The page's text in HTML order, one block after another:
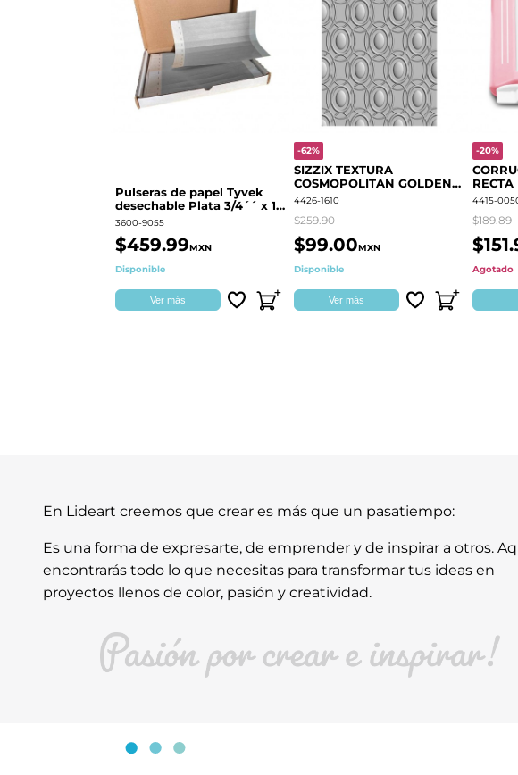
Pulseras de papel Tyvek
desechable Plata 3/4´´ x 10
´´
3600-9055
$459.99MXN
Disponible
Ver más
-62%
SIZZIX TEXTURA
COSMOPOLITAN GOLDEN
RINGS S.PARK 666700
4426-1610
$259.90
$99.00MXN
Disponible
Ver más
-20%
QUELLI
4415-
$189.89
Agotado
En Lideart creemos que crear es más que un pasatiempo:
Es una forma de expresarte, de emprender y de inspirar a otros.
encontrarás todo lo que necesitas para transformar tus ideas en
proyectos llenos de color, pasión y creatividad.